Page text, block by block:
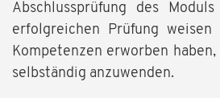
Abschlussprüfung des
erfolgreichen Prüfung
Kompetenzen erworben
selbständig anzuwenden.